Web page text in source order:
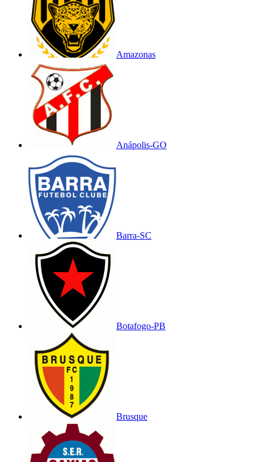
Amazonas
Anápolis-GO
Barra-SC
Botafogo-PB
Brusque